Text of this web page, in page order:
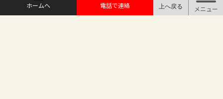
ホームへ 電話で連絡